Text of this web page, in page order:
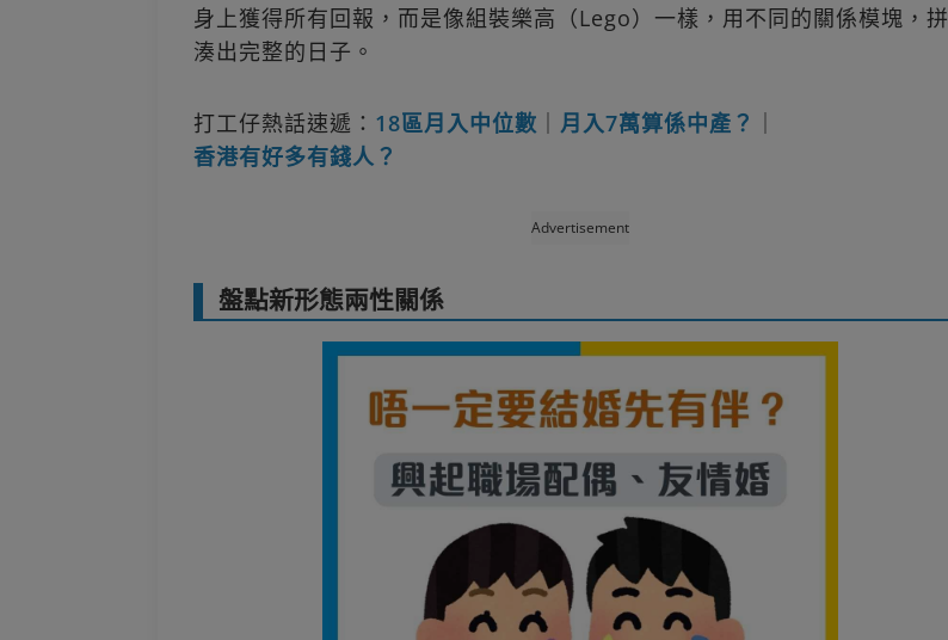
身上獲得所有回報，而是像組裝樂高（Lego）一樣，用不同的關係模塊，拼
湊出完整的日子。
打工仔熱話速遞： 18區月入中位數 月入7萬算係中產？
香港有好多有錢人？
Advertisement
盤點新形態兩性關係